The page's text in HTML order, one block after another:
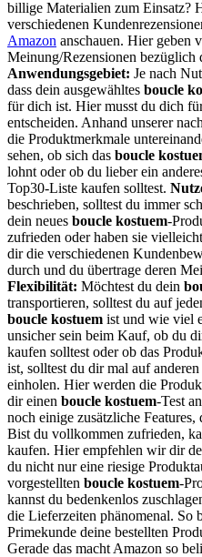
billige Materialien zum Einsatz?
verschiedenen
Amazon anschauen. Hier geben
Meinung/Rezensionen bezüglich
Anwendungsgebiet: Je nach
dass dein ausgewähltes boucle
für dich ist. Hier musst du dich
entscheiden. Anhand unserer
die Produktmerkmale
sehen, ob sich das boucle
lohnt oder ob du lieber ein
Top30-Liste kaufen solltest.
beschrieben, solltest du immer
dein neues boucle kostuem-
zufrieden oder haben sie
dir die verschiedenen
durch und du übertrage deren
Flexibilität: Möchtest du dein
transportieren, solltest du auf
boucle kostuem ist und wie viel
unsicher sein beim Kauf, ob du
kaufen solltest oder ob das
ist, solltest du dir mal auf
einholen. Hier werden die
dir einen boucle kostuem-Test
noch einige zusätzliche
Bist du vollkommen zufrieden,
kaufen. Hier empfehlen wir dir
du nicht nur eine riesige
vorgestellten boucle kostuem-
kannst du bedenkenlos
die Lieferzeiten phänomenal. So
Primekunde deine bestellten
Gerade das macht Amazon so